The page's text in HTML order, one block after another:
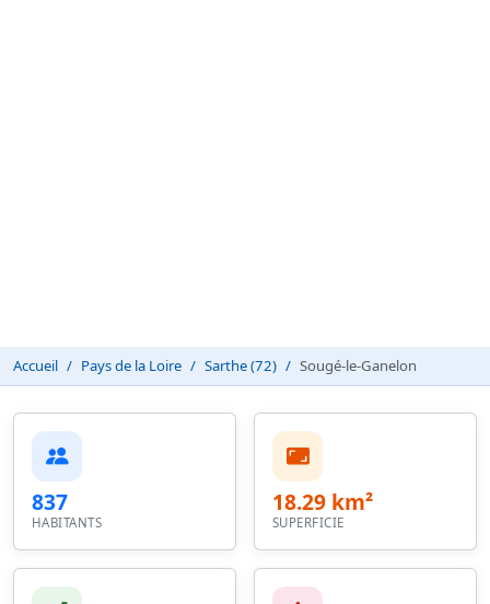
Accueil Pays de la Loire Sarthe (72) Sougé-le-Ganelon
837
HABITANTS
18.29 km²
SUPERFICIE